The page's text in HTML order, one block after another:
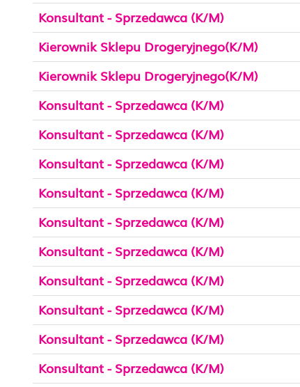
Konsultant - Sprzedawca (K/M)
Kierownik Sklepu Drogeryjnego(K/M)
Kierownik Sklepu Drogeryjnego(K/M)
Konsultant - Sprzedawca (K/M)
Konsultant - Sprzedawca (K/M)
Konsultant - Sprzedawca (K/M)
Konsultant - Sprzedawca (K/M)
Konsultant - Sprzedawca (K/M)
Konsultant - Sprzedawca (K/M)
Konsultant - Sprzedawca (K/M)
Konsultant - Sprzedawca (K/M)
Konsultant - Sprzedawca (K/M)
Konsultant - Sprzedawca (K/M)